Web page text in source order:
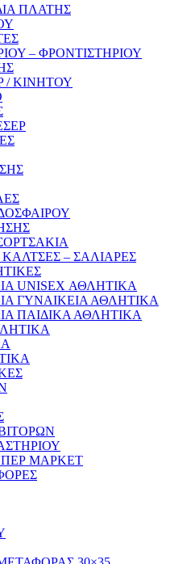
ΠΛΑΤΗΣ
– ΦΡΟΝΤΙΣΤΗΡΙΟΥ
/ ΚΙΝΗΤΟΥ
– ΣΑΛΙΑΡΕΣ
UNISEX ΑΘΛΗΤΙΚΑ
ΓΥΝΑΙΚΕΙΑ ΑΘΛΗΤΙΚΑ
ΠΑΙΔΙΚΑ ΑΘΛΗΤΙΚΑ
ΜΑΡΚΕΤ